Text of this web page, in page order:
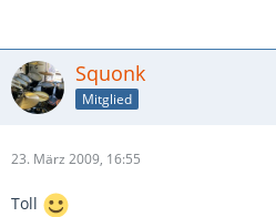
Squonk
Mitglied
23. März 2009, 16:55
Toll